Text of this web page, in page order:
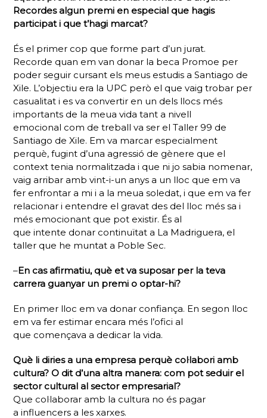
Recordes algun premi en especial que hagis
participat i que t’hagi marcat?
És el primer cop que forme part d’un jurat.
Recorde quan em van donar la beca Promoe per
poder seguir cursant els meus estudis a Santiago de
Xile. L’objectiu era la UPC però el que vaig trobar per
casualitat i es va convertir en un dels llocs més
importants de la meua vida tant a nivell
emocional com de treball va ser el Taller 99 de
Santiago de Xile. Em va marcar especialment
perquè, fugint d’una agressió de gènere que el
context tenia normalitzada i que ni jo sabia nomenar,
vaig arribar amb vint-i-un anys a un lloc que em va
fer enfrontar a mi i a la meua soledat, i que em va fer
relacionar i entendre el gravat des del lloc més sa i
més emocionant que pot existir. És al
que intente donar continuïtat a La Madriguera, el
taller que he muntat a Poble Sec.
–En cas afirmatiu, què et va suposar per la teva
carrera guanyar un premi o optar-hi?
En primer lloc em va donar confiança. En segon lloc
em va fer estimar encara més l’ofici al
que començava a dedicar la vida.
Què li diries a una empresa perquè col·labori amb
cultura? O dit d’una altra manera: com pot seduir el
sector cultural al sector empresarial?
Que col·laborar amb la cultura no és pagar
ainfluencers a les xarxes.